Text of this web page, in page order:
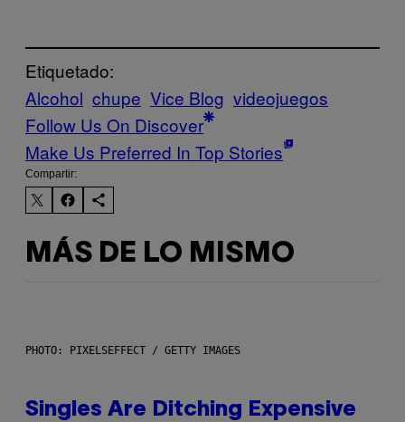
Etiquetado:
Alcohol chupe Vice Blog videojuegos
Follow Us On Discover
Make Us Preferred In Top Stories
Compartir:
MÁS DE LO MISMO
PHOTO: PIXELSEFFECT / GETTY IMAGES
Singles Are Ditching Expensive